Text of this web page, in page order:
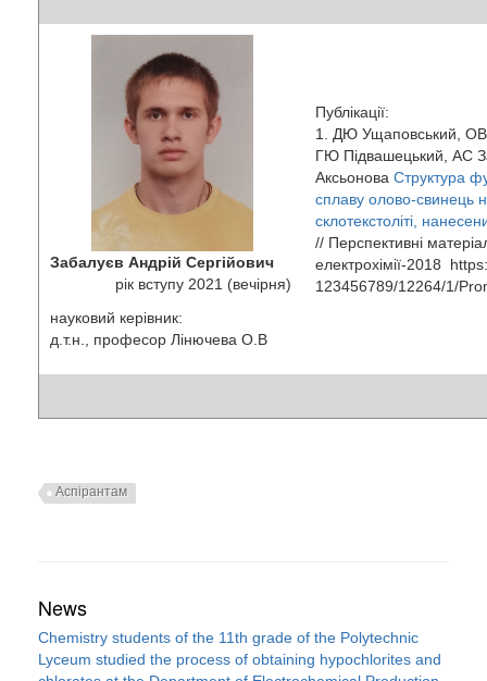
Забалуєв Андрій Сергійович
рік вступу 2021 (вечірня)
науковий керівник:
д.т.н., професор Лінючева О.В
Публікації:
1. ДЮ Ущаповський, ОВ
ГЮ Підвашецький, АС
Аксьонова Структура
сплаву олово-свинець
склотекстоліті,
// Перспективні
електрохімії-2018
123456789/12264/1/
Аспірантам
News
Chemistry students of the 11th grade of the Polytechnic
Lyceum studied the process of obtaining hypochlorites and